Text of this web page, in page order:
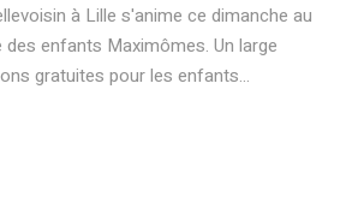
à Lille s'anime ce dimanche au
enfants Maximômes. Un large
gratuites pour les enfants...